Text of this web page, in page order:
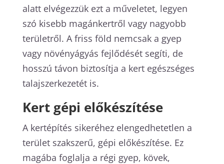
alatt elvégezzük ezt a műveletet, legyen
szó kisebb magánkertről vagy nagyobb
területről. A friss föld nemcsak a gyep
vagy növényágyás fejlődését segíti, de
hosszú távon biztosítja a kert egészséges
talajszerkezetét is.
Kert gépi előkészítése
A kertépítés sikeréhez elengedhetetlen a
terület szakszerű, gépi előkészítése. Ez
magába foglalja a régi gyep, kövek,